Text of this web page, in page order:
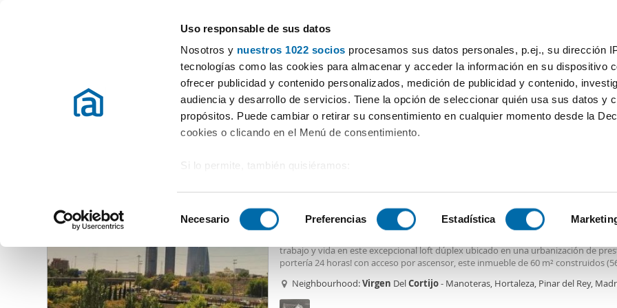
Uso responsable de sus datos
Nosotros y nuestros 1022 socios procesamos sus datos personales, p.ej., su dirección
tecnologías como las cookies para almacenar y acceder la información en su dispositivo
ofrecer publicidad y contenido personalizados, medición de publicidad y contenido,
audiencia y desarrollo de servicios. Tiene la opción de seleccionar quién usa sus datos y
propósitos. Puede cambiar o retirar su consentimiento en cualquier momento desde la
cookies o clicando en el Menú de consentimiento.
Si lo permite, también quisiéramos:
Identificar su dispositivo analizándolo activamente para buscar características
Obtenga más información sobre cómo se procesan sus datos personales y establezca
preferencias en la
sección de datos. Puede cambiar o retirar su consentimiento en
en la Declaración de cookies.
e
c
c
Necesario Preferencias Estadística
Elegir distrito Habitaciones Más filtros - 2
Alquiler pisos Madrid provincia Alquiler pisos Madrid Alquiler pisos Virgen Del Cortijo Madrid
Alquiler pisos Virgen Del Cortijo Madrid (6 viviendas)
Dúplex en Virgen del Cortijo - Manoteras, Madrid,
trabajo y vida en este excepcional loft dúplex ubicado en una urbanización de
portería 24 horas! con acceso por ascensor, este inmueble de 60 m² construidos
vistas espectaculares que te enamorarán. **Espacio Perfecto para Profesionales**
dormitorio y 1 baño, este loft es ideal para empresas, autónomos o uso indistinto.
Neighbourhood:Virgen DelCortijo- Manoteras, Hortaleza, Pinar del Rey,